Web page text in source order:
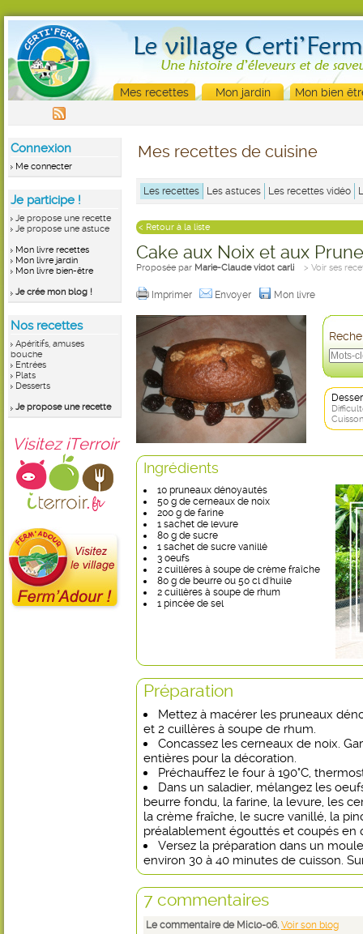
Mes recettes Mon jardin Mon bien
Connexion
Me connecter
Je participe !
Je propose une recette
Je propose une astuce
Mon livre recettes
Mon livre jardin
Mon livre bien-être
Je crée mon blog !
Nos recettes
Apéritifs, amuses
bouche
Entrées
Plats
Desserts
Je propose une recette
Visitez iTerroir
Mes recettes de cuisine
Les recettes Les astuces Les recettes vidéo
< Retour à la liste
Cake aux Noix et aux
Proposée par Marie-Claude vidot carli > Voir ses
Imprimer Envoyer Mon livre
Ingrédients
10 pruneaux dénoyautés
50 g de cerneaux de noix
200 g de farine
1 sachet de levure
80 g de sucre
1 sachet de sucre vanillé
3 oeufs
2 cuillères à soupe de crème fraîche
80 g de beurre ou 50 cl d'huile
2 cuillères à soupe de rhum
1 pincée de sel
Préparation
Mettez à macérer les pruneaux
et 2 cuillères à soupe de rhum.
Concassez les cerneaux de noix.
entières pour la décoration.
Préchauffez le four à 190°C,
Dans un saladier, mélangez les
beurre fondu, la farine, la levure, les
la crème fraîche, le sucre vanillé, la
préalablement égouttés et coupés en
Versez la préparation dans un
environ 30 à 40 minutes de cuisson.
7 commentaires
Le commentaire de Miclo-06. Voir son blog